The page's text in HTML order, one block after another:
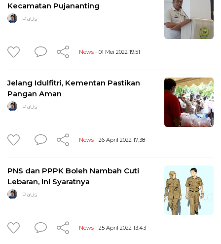
Kecamatan Pujananting
PaUs
News - 01 Mei 2022 19:51
Jelang Idulfitri, Kementan Pastikan
Pangan Aman
PaUs
News - 26 April 2022 17:38
PNS dan PPPK Boleh Nambah Cuti
Lebaran, Ini Syaratnya
PaUs
News - 25 April 2022 13:43